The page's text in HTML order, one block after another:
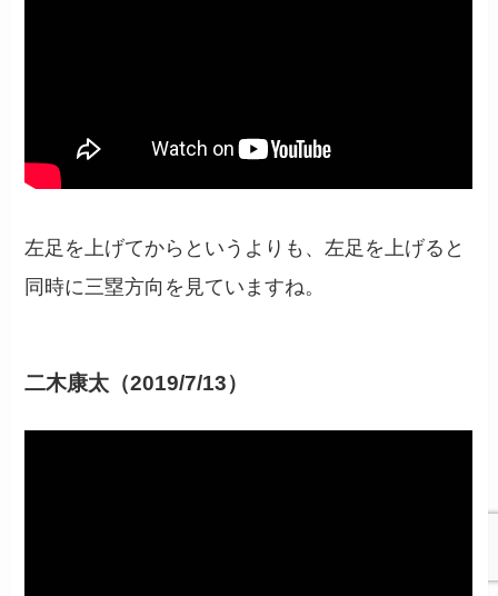
左足を上げてからというよりも、左足を上げると
同時に三塁方向を見ていますね。
二木康太（2019/7/13）